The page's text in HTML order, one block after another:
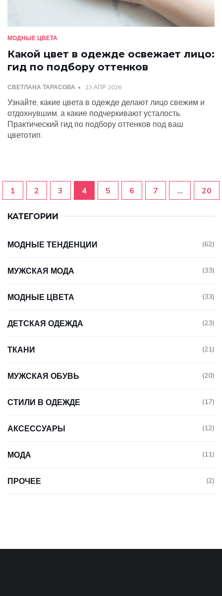
МОДНЫЕ ЦВЕТА
Какой цвет в одежде освежает лицо:
гид по подбору оттенков
СВЕТЛАНА ТАРАСОВА 23 АПР 2026
Узнайте, какие цвета в одежде делают лицо свежим и
отдохнувшим, а какие подчеркивают усталость.
Практический гид по подбору оттенков под ваш
цветотип.
1 2 3 4 5 6 7 … 20
КАТЕГОРИИ
МОДНЫЕ ТЕНДЕНЦИИ (62)
МУЖСКАЯ МОДА (33)
МОДНЫЕ ЦВЕТА (33)
ДЕТСКАЯ ОДЕЖДА (23)
ТКАНИ (21)
МУЖСКАЯ ОБУВЬ (20)
СТИЛИ В ОДЕЖДЕ (17)
АКСЕССУАРЫ (12)
МОДА (11)
ПРОЧЕЕ (2)